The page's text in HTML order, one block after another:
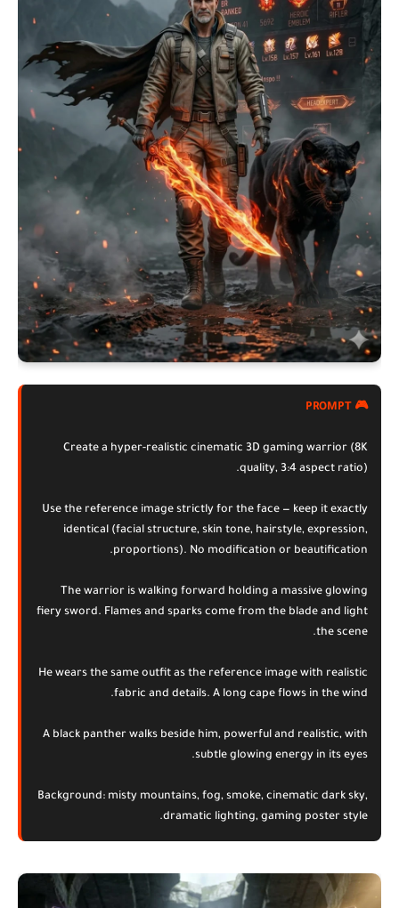
🎮 PROMPT
Create a hyper-realistic cinematic 3D gaming warrior (8K
quality, 3:4 aspect ratio).
Use the reference image strictly for the face — keep it exactly
identical (facial structure, skin tone, hairstyle, expression,
proportions). No modification or beautification.
The warrior is walking forward holding a massive glowing
fiery sword. Flames and sparks come from the blade and light
the scene.
He wears the same outfit as the reference image with realistic
fabric and details. A long cape flows in the wind.
A black panther walks beside him, powerful and realistic, with
subtle glowing energy in its eyes.
Background: misty mountains, fog, smoke, cinematic dark sky,
dramatic lighting, gaming poster style.